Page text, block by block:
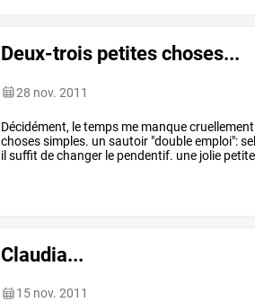
Deux-trois petites choses...
28 nov. 2011
Décidément, letemps me manque
chosessimples. un sautoir "doubleemploi":
il suffit dechanger le pendentif. une jolie petite
Claudia...
15 nov. 2011